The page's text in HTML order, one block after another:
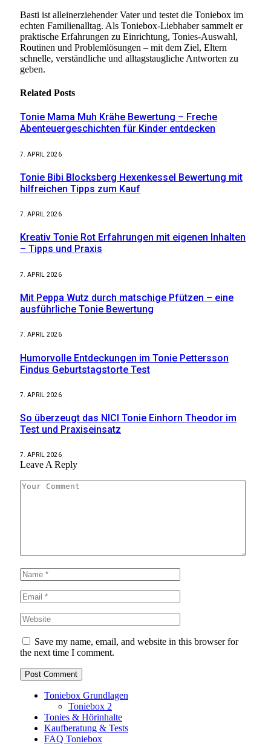
Basti ist alleinerziehender Vater und testet die Toniebox im
echten Familienalltag. Als Toniebox-Liebhaber sammelt er
praktische Erfahrungen zu Einrichtung, Tonies-Auswahl,
Routinen und Problemlösungen – mit dem Ziel, Eltern
schnelle, verständliche und alltagstaugliche Antworten zu
geben.
Related Posts
Tonie Mama Muh Krähe Bewertung – Freche
Abenteuergeschichten für Kinder entdecken
7. APRIL 2026
Tonie Bibi Blocksberg Hexenkessel Bewertung mit
hilfreichen Tipps zum Kauf
7. APRIL 2026
Kreativ Tonie Rot Erfahrungen mit eigenen Inhalten
– Tipps und Praxis
7. APRIL 2026
Mit Peppa Wutz durch matschige Pfützen – eine
ausführliche Tonie Bewertung
7. APRIL 2026
Humorvolle Entdeckungen im Tonie Pettersson
Findus Geburtstagstorte Test
7. APRIL 2026
So überzeugt das NICI Tonie Einhorn Theodor im
Test und Praxiseinsatz
7. APRIL 2026
Leave A Reply
Save my name, email, and website in this browser for
the next time I comment.
Toniebox Grundlagen
Toniebox 2
Tonies & Hörinhalte
Kaufberatung & Tests
FAQ Toniebox